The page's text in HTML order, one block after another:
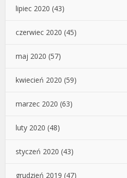
lipiec 2020 (43)
czerwiec 2020 (45)
maj 2020 (57)
kwiecień 2020 (59)
marzec 2020 (63)
luty 2020 (48)
styczeń 2020 (43)
grudzień 2019 (47)